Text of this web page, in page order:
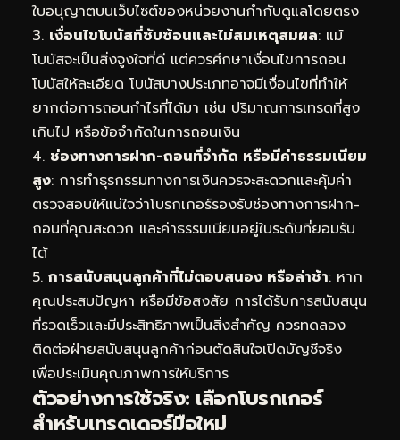
ใบอนุญาตบนเว็บไซต์ของหน่วยงานกำกับดูแลโดยตรง
3. เงื่อนไขโบนัสที่ซับซ้อนและไม่สมเหตุสมผล: แม้
โบนัสจะเป็นสิ่งจูงใจที่ดี แต่ควรศึกษาเงื่อนไขการถอน
โบนัสให้ละเอียด โบนัสบางประเภทอาจมีเงื่อนไขที่ทำให้
ยากต่อการถอนกำไรที่ได้มา เช่น ปริมาณการเทรดที่สูง
เกินไป หรือข้อจำกัดในการถอนเงิน
4. ช่องทางการฝาก-ถอนที่จำกัด หรือมีค่าธรรมเนียม
สูง: การทำธุรกรรมทางการเงินควรจะสะดวกและคุ้มค่า
ตรวจสอบให้แน่ใจว่าโบรกเกอร์รองรับช่องทางการฝาก-
ถอนที่คุณสะดวก และค่าธรรมเนียมอยู่ในระดับที่ยอมรับ
ได้
5. การสนับสนุนลูกค้าที่ไม่ตอบสนอง หรือล่าช้า: หาก
คุณประสบปัญหา หรือมีข้อสงสัย การได้รับการสนับสนุน
ที่รวดเร็วและมีประสิทธิภาพเป็นสิ่งสำคัญ ควรทดลอง
ติดต่อฝ่ายสนับสนุนลูกค้าก่อนตัดสินใจเปิดบัญชีจริง
เพื่อประเมินคุณภาพการให้บริการ
ตัวอย่างการใช้จริง: เลือกโบรกเกอร์
สำหรับเทรดเดอร์มือใหม่